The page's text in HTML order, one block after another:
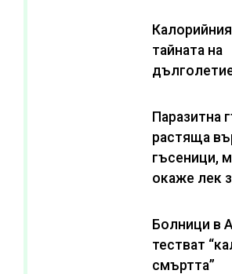
тайната на
Паразитна
растяща
гъсеници, може да се
окаже лек
Болници в
тестват
смъртта”